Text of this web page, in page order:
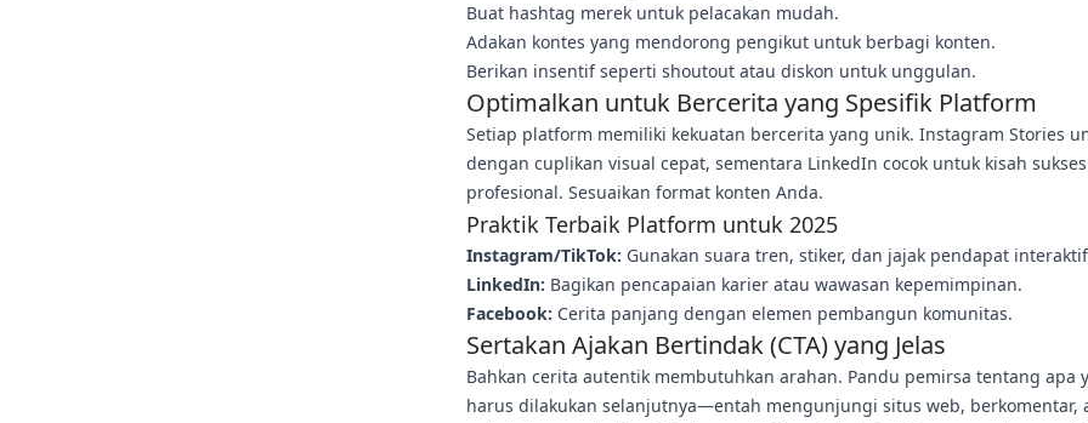
Buat hashtag merek untuk pelacakan mudah.
Adakan kontes yang mendorong pengikut untuk berbagi konten.
Berikan insentif seperti shoutout atau diskon untuk unggulan.
Optimalkan untuk Bercerita yang Spesifik Platform
Setiap platform memiliki kekuatan bercerita yang unik. Instagram Stories
dengan cuplikan visual cepat, sementara LinkedIn cocok untuk kisah sukses
profesional. Sesuaikan format konten Anda.
Praktik Terbaik Platform untuk 2025
Instagram/TikTok: Gunakan suara tren, stiker, dan jajak pendapat
LinkedIn: Bagikan pencapaian karier atau wawasan kepemimpinan.
Facebook: Cerita panjang dengan elemen pembangun komunitas.
Sertakan Ajakan Bertindak (CTA) yang Jelas
Bahkan cerita autentik membutuhkan arahan. Pandu pemirsa tentang apa
harus dilakukan selanjutnya—entah mengunjungi situs web, berkomentar,